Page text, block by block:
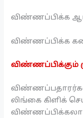
விண்ணப்பிக்க
விண்ணப்பிக்க
விண்ணப்பிக்கும்
லிங்கை கிளிக்